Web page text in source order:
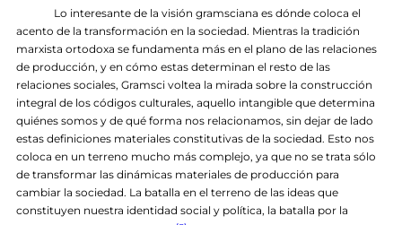
Lo interesante de la visión gramsciana es dónde coloca el
acento de la transformación en la sociedad. Mientras la tradición
marxista ortodoxa se fundamenta más en el plano de las relaciones
de producción, y en cómo estas determinan el resto de las
relaciones sociales, Gramsci voltea la mirada sobre la construcción
integral de los códigos culturales, aquello intangible que determina
quiénes somos y de qué forma nos relacionamos, sin dejar de lado
estas definiciones materiales constitutivas de la sociedad. Esto nos
coloca en un terreno mucho más complejo, ya que no se trata sólo
de transformar las dinámicas materiales de producción para
cambiar la sociedad. La batalla en el terreno de las ideas que
constituyen nuestra identidad social y política, la batalla por la